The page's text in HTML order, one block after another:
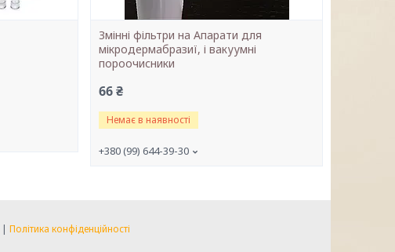
Змінні фільтри на Апарати для
мікродермабразиї, і вакуумні
пороочисники
66 ₴
Немає в наявності
+380 (99) 644-39-30
| Політика конфіденційності